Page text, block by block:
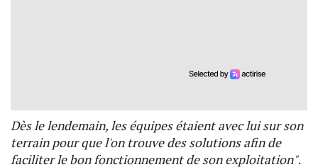
Dès le lendemain, les équipes étaient avec lui sur son
terrain pour que l'on trouve des solutions afin de
faciliter le bon fonctionnement de son exploitation".